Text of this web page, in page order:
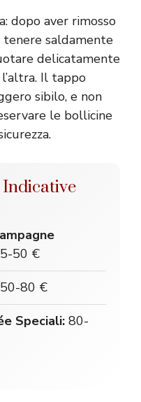
dopo aver rimosso
tenere saldamente
delicatamente
Il tappo
sibilo, e non
le bollicine
Indicative
50 €
50-80 €
Speciali: 80-